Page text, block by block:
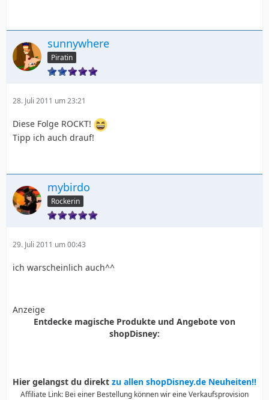
sunnywhere
Piratin
28. Juli 2011 um 23:21
Diese Folge ROCKT!
Tipp ich auch drauf!
mybirdo
Rockerin
29. Juli 2011 um 00:43
ich warscheinlich auch^^
Anzeige
Entdecke magische Produkte und Angebote von
shopDisney:
Hier gelangst du direkt zu allen shopDisney.de Neuheiten!!
Affiliate Link: Bei einer Bestellung können wir eine Verkaufsprovision